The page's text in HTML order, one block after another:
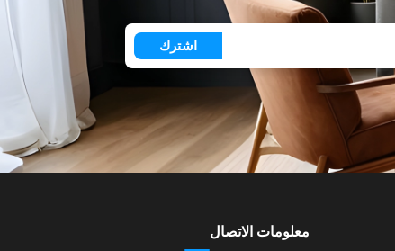
اشترك
معلومات الاتصال